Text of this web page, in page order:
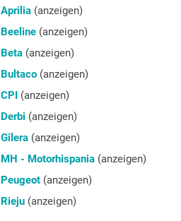
Aprilia(anzeigen)
Beeline(anzeigen)
Beta(anzeigen)
Bultaco(anzeigen)
CPI(anzeigen)
Derbi (anzeigen)
Gilera(anzeigen)
MH - Motorhispania(anzeigen)
Peugeot(anzeigen)
Rieju(anzeigen)